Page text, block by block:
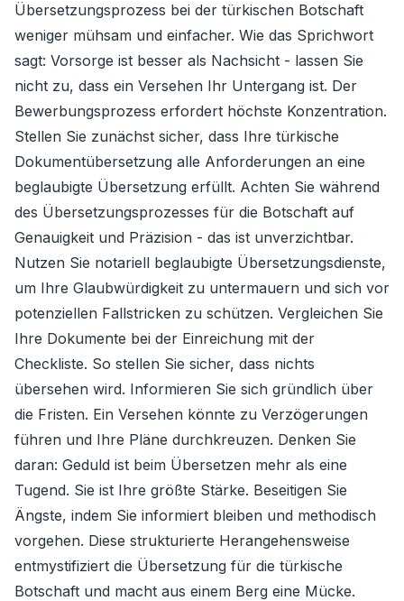
Übersetzungsprozess bei der türkischen Botschaft
weniger mühsam und einfacher. Wie das Sprichwort
sagt: Vorsorge ist besser als Nachsicht - lassen Sie
nicht zu, dass ein Versehen Ihr Untergang ist. Der
Bewerbungsprozess erfordert höchste Konzentration.
Stellen Sie zunächst sicher, dass Ihre türkische
Dokumentübersetzung alle Anforderungen an eine
beglaubigte Übersetzung erfüllt. Achten Sie während
des Übersetzungsprozesses für die Botschaft auf
Genauigkeit und Präzision - das ist unverzichtbar.
Nutzen Sie notariell beglaubigte Übersetzungsdienste,
um Ihre Glaubwürdigkeit zu untermauern und sich vor
potenziellen Fallstricken zu schützen. Vergleichen Sie
Ihre Dokumente bei der Einreichung mit der
Checkliste. So stellen Sie sicher, dass nichts
übersehen wird. Informieren Sie sich gründlich über
die Fristen. Ein Versehen könnte zu Verzögerungen
führen und Ihre Pläne durchkreuzen. Denken Sie
daran: Geduld ist beim Übersetzen mehr als eine
Tugend. Sie ist Ihre größte Stärke. Beseitigen Sie
Ängste, indem Sie informiert bleiben und methodisch
vorgehen. Diese strukturierte Herangehensweise
entmystifiziert die Übersetzung für die türkische
Botschaft und macht aus einem Berg eine Mücke.